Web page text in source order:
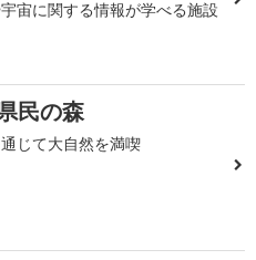
宙に関する情報が学べる施設
民の森
じて大自然を満喫